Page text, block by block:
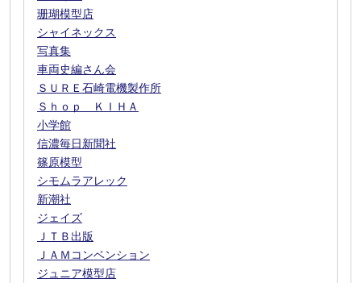
珊瑚模型店
シャイネックス
写真集
車両史編さん会
ＳＵＲＥ石崎電機製作所
Ｓｈｏｐ ＫＩＨＡ
小学館
信濃毎日新聞社
篠原模型
シモムラアレック
新潮社
ジェイズ
ＪＴＢ出版
ＪＡＭコンベンション
ジュニア模型店